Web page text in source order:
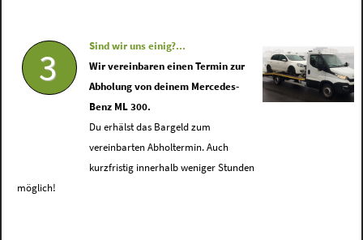
3
Sind wir uns einig?...
Wir vereinbaren einen Termin zur
Abholung von deinem Mercedes-
Benz ML 300.
Du erhälst das Bargeld zum
vereinbarten Abholtermin. Auch
kurzfristig innerhalb weniger Stunden
möglich!